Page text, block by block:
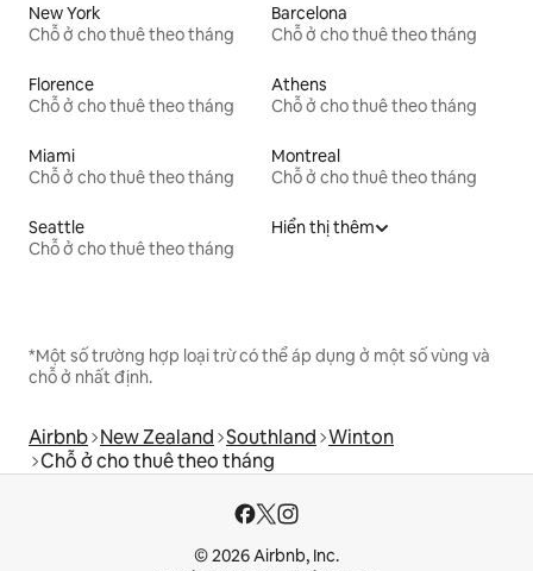
New York
Chỗ ở cho thuê theo tháng
Barcelona
Chỗ ở cho thuê theo tháng
Florence
Chỗ ở cho thuê theo tháng
Athens
Chỗ ở cho thuê theo tháng
Miami
Chỗ ở cho thuê theo tháng
Montreal
Chỗ ở cho thuê theo tháng
Seattle
Chỗ ở cho thuê theo tháng
Hiển thị thêm
*Một số trường hợp loại trừ có thể áp dụng ở một số vùng và
chỗ ở nhất định.
Airbnb New Zealand Southland Winton
Chỗ ở cho thuê theo tháng
© 2026 Airbnb, Inc.